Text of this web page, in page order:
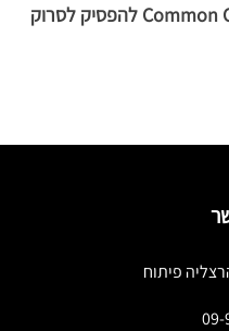
מו״לים בארה״ב דורשים מ־Common Crawl להפסיק לסרוק
09-